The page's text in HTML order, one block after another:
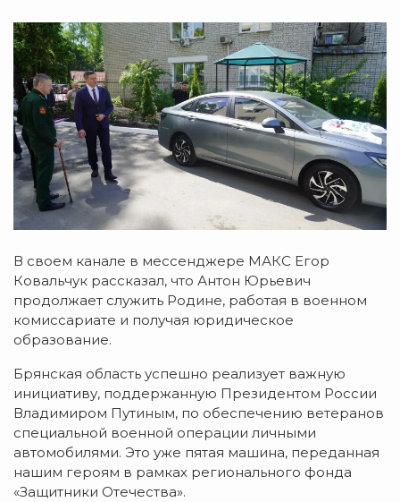
В своем канале в мессенджере МАКС Егор
Ковальчук рассказал, что Антон Юрьевич
продолжает служить Родине, работая в военном
комиссариате и получая юридическое
образование.
Брянская область успешно реализует важную
инициативу, поддержанную Президентом России
Владимиром Путиным, по обеспечению ветеранов
специальной военной операции личными
автомобилями. Это уже пятая машина, переданная
нашим героям в рамках регионального фонда
«Защитники Отечества».